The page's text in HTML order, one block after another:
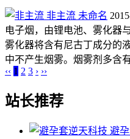
非主流 未命名
电子烟，由锂电池、雾化器
雾化器将含有尼古丁成分的
中不产生烟雾。烟雾剂多含
‹‹ 1 2 3 › ››
站长推荐